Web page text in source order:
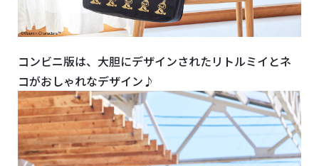
コンビニ版は、大胆にデザインされたリトルミイとネ
コがおしゃれなデザイン♪